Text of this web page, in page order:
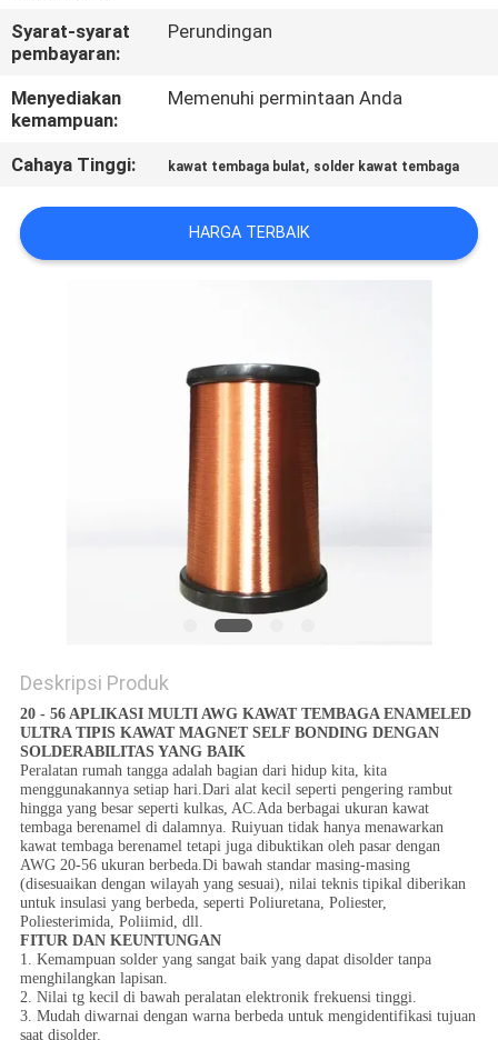
BERITA
QUOTE
SUATU
SITEMAP
Syarat-syarat
pembayaran:
Perundingan
Menyediakan
kemampuan:
Memenuhi permintaan Anda
Cahaya Tinggi: kawat tembaga bulat, solder kawat tembaga
HARGA TERBAIK
Deskripsi Produk
20 - 56 APLIKASI MULTI AWG KAWAT TEMBAGA ENAMELED
ULTRA TIPIS KAWAT MAGNET SELF BONDING DENGAN
SOLDERABILITAS YANG BAIK
Peralatan rumah tangga adalah bagian dari hidup kita, kita
menggunakannya setiap hari.Dari alat kecil seperti pengering rambut
hingga yang besar seperti kulkas, AC.Ada berbagai ukuran kawat
tembaga berenamel di dalamnya. Ruiyuan tidak hanya menawarkan
kawat tembaga berenamel tetapi juga dibuktikan oleh pasar dengan
AWG 20-56 ukuran berbeda.Di bawah standar masing-masing
(disesuaikan dengan wilayah yang sesuai), nilai teknis tipikal diberikan
untuk insulasi yang berbeda, seperti Poliuretana, Poliester,
Poliesterimida, Poliimid, dll.
FITUR DAN KEUNTUNGAN
1. Kemampuan solder yang sangat baik yang dapat disolder tanpa
menghilangkan lapisan.
2. Nilai tg kecil di bawah peralatan elektronik frekuensi tinggi.
3. Mudah diwarnai dengan warna berbeda untuk mengidentifikasi tujuan
saat disolder.